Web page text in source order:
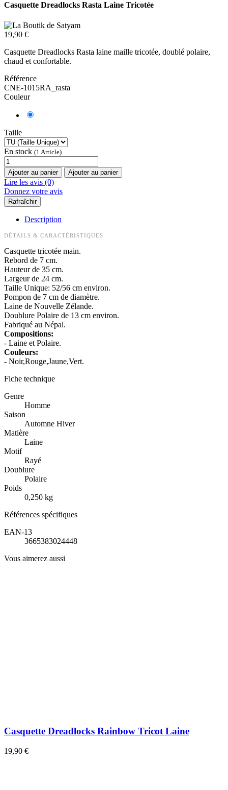
Casquette Dreadlocks Rasta Laine Tricotée
19,90 €
Casquette Dreadlocks Rasta laine maille tricotée, doublé polaire,
chaud et confortable.
Référence
CNE-1015RA_rasta
Couleur
Taille
En stock (1 Article)
Ajouter au panier Ajouter au panier
Lire les avis (0)
Donnez votre avis
Description
DÉTAILS & CARACTÉRISTIQUES
Casquette tricotée main.
Rebord de 7 cm.
Hauteur de 35 cm.
Largeur de 24 cm.
Taille Unique: 52/56 cm environ.
Pompon de 7 cm de diamètre.
Laine de Nouvelle Zélande.
Doublure Polaire de 13 cm environ.
Fabriqué au Népal.
Compositions:
- Laine et Polaire.
Couleurs:
- Noir,Rouge,Jaune,Vert.
Fiche technique
Genre
Homme
Saison
Automne Hiver
Matière
Laine
Motif
Rayé
Doublure
Polaire
Poids
0,250 kg
Références spécifiques
EAN-13
3665383024448
Vous aimerez aussi
Casquette Dreadlocks Rainbow Tricot Laine
19,90 €